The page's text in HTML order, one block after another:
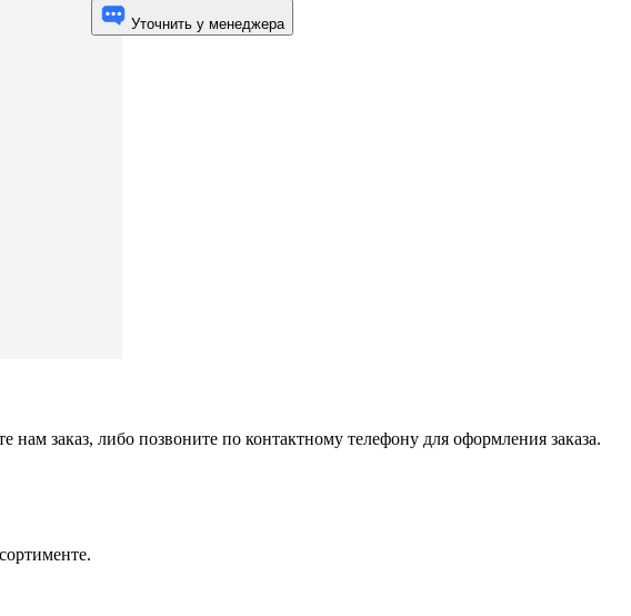
Уточнить у менеджера
заказ, либо позвоните по контактному телефону для оформления заказа.